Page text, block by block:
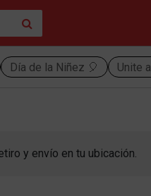
Día de la Niñez 🎈 Unite a
y envío en tu ubicación.